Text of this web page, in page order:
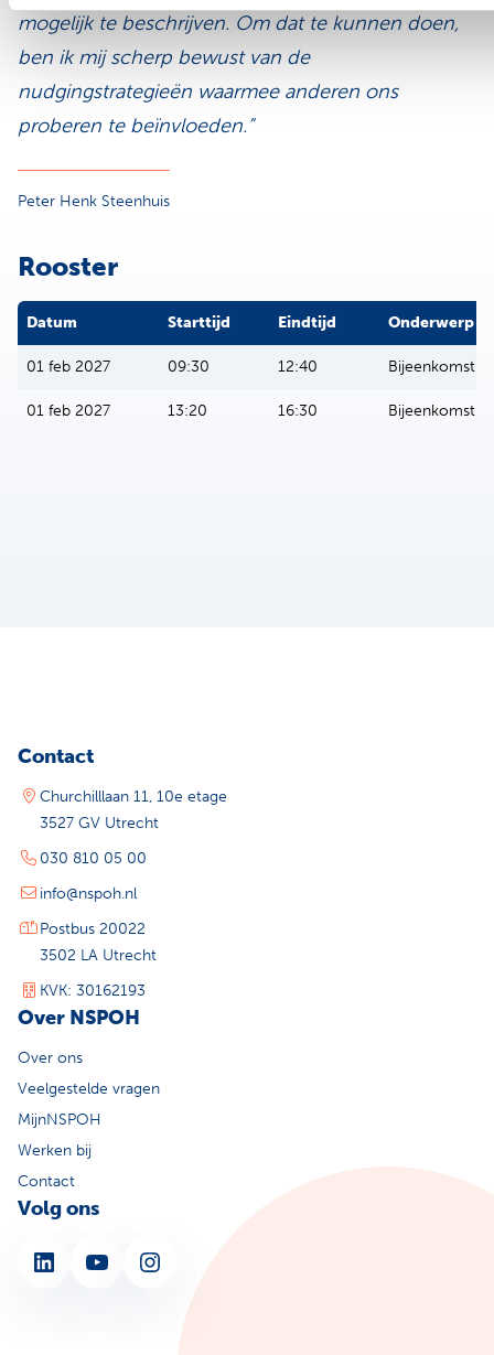
mogelijk te beschrijven. Om dat te kunnen doen,
ben ik mij scherp bewust van de
nudgingstrategieën waarmee anderen ons
proberen te beïnvloeden.”
Peter Henk Steenhuis
Rooster
Datum Starttijd Eindtijd Onderwerp
01 feb 2027 09:30 12:40 Bijeenkomst
01 feb 2027 13:20 16:30 Bijeenkomst
Contact
Churchilllaan 11, 10e etage
3527 GV Utrecht
030 810 05 00
info@nspoh.nl
Postbus 20022
3502 LA Utrecht
KVK: 30162193
Over NSPOH
Over ons
Veelgestelde vragen
MijnNSPOH
Werken bij
Contact
Volg ons
LinkedIn YouTube Instagram